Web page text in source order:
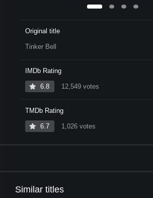
Original title
Tinker Bell
IMDb Rating
6.8 12,549 votes
TMDb Rating
6.7 1,026 votes
Similar titles